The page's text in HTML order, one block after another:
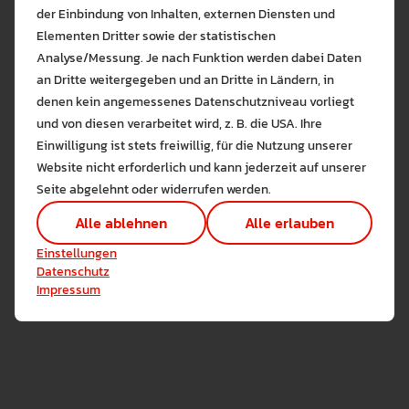
Grundlage für den sozialen Austausch und die kritische
Reflexion innerhalb der gesamten Klasse. Erfahren Sie
in diesem Video, wie Sie KI nutzen, um Ihre Schüler von
passiven Empfängern zu autonomen Architekten ihres
eigenen Wissens zu machen.
der Einbindung von Inhalten, externen Diensten und
Elementen Dritter sowie der statistischen
Analyse/Messung. Je nach Funktion werden dabei Daten
an Dritte weitergegeben und an Dritte in Ländern, in
denen kein angemessenes Datenschutzniveau vorliegt
und von diesen verarbeitet wird, z. B. die USA. Ihre
Einwilligung ist stets freiwillig, für die Nutzung unserer
Website nicht erforderlich und kann jederzeit auf unserer
Seite abgelehnt oder widerrufen werden.
Alle ablehnen Alle erlauben
Einstellungen
Datenschutz
Impressum
Bitte wählen Sie
Die auf der Website verwendeten
Lernen Sie mehr
Alle erlauben
Technisch notwendig (1)
Hier sind alle technisch
Analyse / Statistiken (1)
Einstellungen speichern